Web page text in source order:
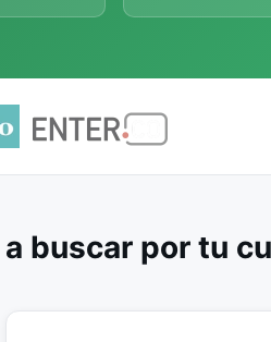
buscar por tu